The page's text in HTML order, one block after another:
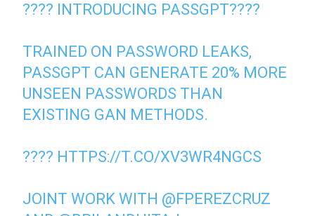
???? INTRODUCING PASSGPT????
TRAINED ON PASSWORD LEAKS,
PASSGPT CAN GENERATE 20% MORE
UNSEEN PASSWORDS THAN
EXISTING GAN METHODS.
???? HTTPS://T.CO/XV3WR4NGCS
JOINT WORK WITH @FPEREZCRUZ